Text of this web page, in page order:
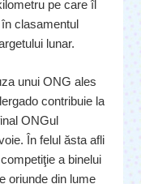
pe care îl
clasamentul
lunar.
unui ONG ales
contribuie la
ONGul
În felul ăsta afli
a binelui
oriunde din lume